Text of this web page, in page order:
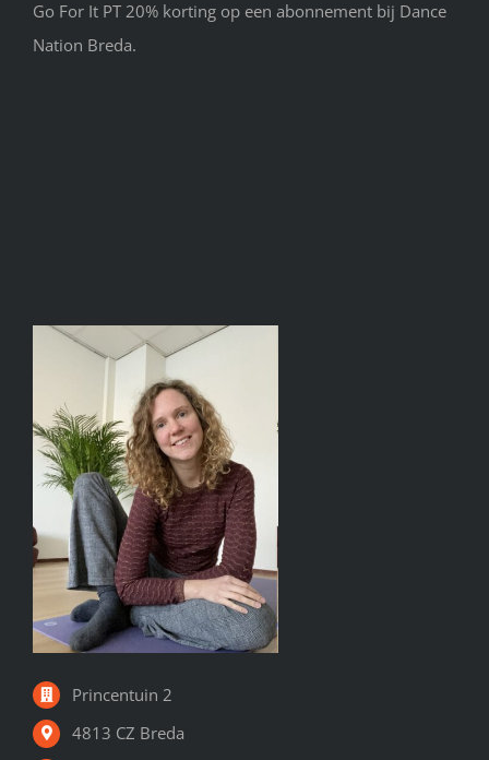
Go For It PT 20% korting op een abonnement bij Dance
Nation Breda.
Princentuin 2
4813 CZ Breda